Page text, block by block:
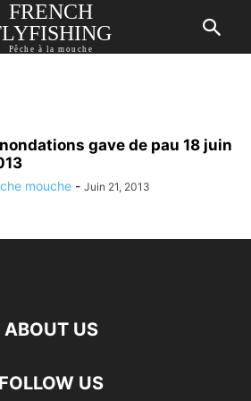
FRENCH
Pêche à la mouche
gave de pau 18 juin
mouche - Juin 21, 2013
ABOUT US
FOLLOW US